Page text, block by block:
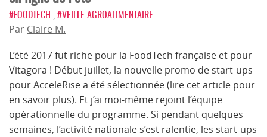
#FOODTECH #VEILLE AGROALIMENTAIRE
Par Claire M.
L’été 2017 fut riche pour la FoodTech française et pour
Vitagora ! Début juillet, la nouvelle promo de start-ups
pour AcceleRise a été sélectionnée (lire cet article pour
en savoir plus). Et j’ai moi-même rejoint l’équipe
opérationnelle du programme. Si pendant quelques
semaines, l’activité nationale s’est ralentie, les start-ups